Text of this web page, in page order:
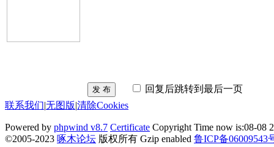
发 布
回复后跳转到最后一页
联系我们|无图版|清除Cookies
Powered by phpwind v8.7 Certificate Copyright Time now is:08-08
©2005-2023 啄木论坛 版权所有 Gzip enabled 鲁ICP备06009543